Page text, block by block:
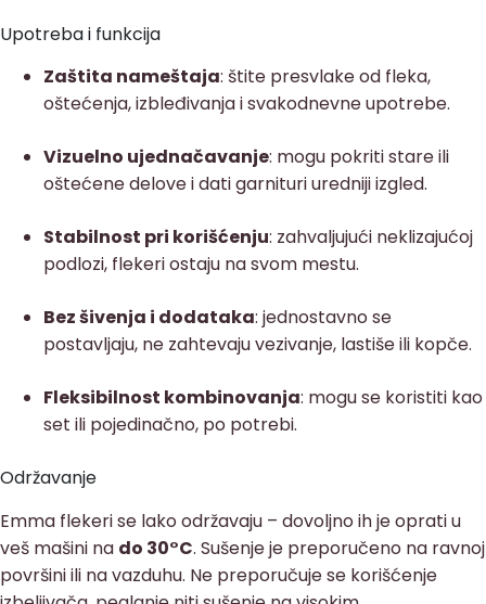
Upotreba i funkcija
Zaštita nameštaja: štite presvlake od fleka,
oštećenja, izbleđivanja i svakodnevne upotrebe.
Vizuelno ujednačavanje: mogu pokriti stare ili
oštećene delove i dati garnituri uredniji izgled.
Stabilnost pri korišćenju: zahvaljujući neklizajućoj
podlozi, flekeri ostaju na svom mestu.
Bez šivenja i dodataka: jednostavno se
postavljaju, ne zahtevaju vezivanje, lastiše ili kopče.
Fleksibilnost kombinovanja: mogu se koristiti kao
set ili pojedinačno, po potrebi.
Održavanje
Emma flekeri se lako održavaju – dovoljno ih je oprati u
veš mašini na do 30°C. Sušenje je preporučeno na ravnoj
površini ili na vazduhu. Ne preporučuje se korišćenje